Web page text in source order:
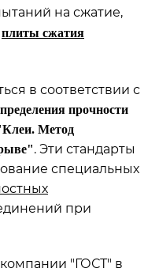
на сжатие,
плиты сжатия
в соответствии с
прочности
Метод
. Эти стандарты
специальных
при
"ГОСТ" в